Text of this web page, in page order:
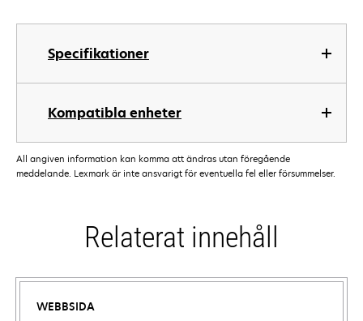
Specifikationer
Kompatibla enheter
All angiven information kan komma att ändras utan föregående
meddelande. Lexmark är inte ansvarigt för eventuella fel eller försummelser.
Relaterat innehåll
WEBBSIDA